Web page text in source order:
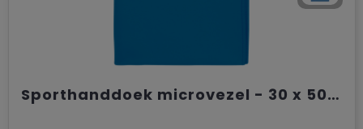
Sporthanddoek microvezel - 30 x 50 cm